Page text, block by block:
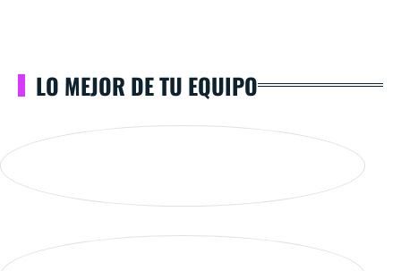
LO MEJOR DE TU EQUIPO